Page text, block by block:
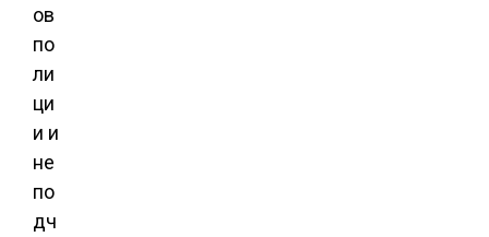
ов
по
ли
ци
и и
не
по
дч